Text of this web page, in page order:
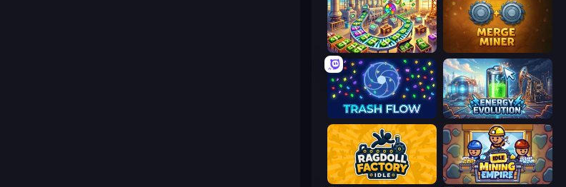
Money Factory: Tycoon Idle Game Merge Miner
Trash Flow Energy Evolution
Ragdoll Factory Idle Idle Mining Empire